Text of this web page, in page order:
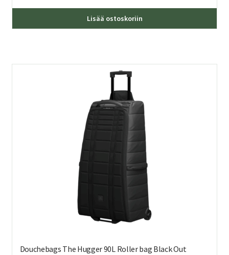
Lisää ostoskoriin
Douchebags The Hugger 90L Roller bag Black Out